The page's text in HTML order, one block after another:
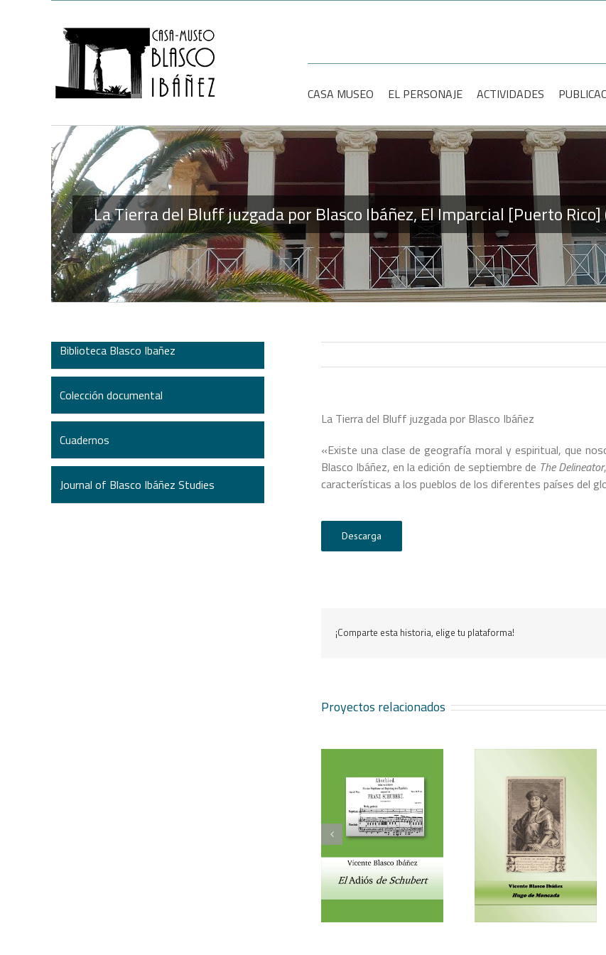
CASA MUSEO
EL PERSONAJE ACTIVIDADES
La Tierra del Bluff juzgada por Blasco Ibáñez, El Imparcial [Puerto
La Tierra del Bluff juzgada por Blasco Ibáñez
«Existe una clase de geografía moral y espiritual, que
Blasco Ibáñez, en la edición de septiembre de The Delineator
características a los pueblos de los diferentes países del
Descarga
¡Comparte esta historia, elige tu plataforma!
Proyectos relacionados
Vicente Blasco Ibáñez,
Hugo de Moncada
Aventura veneciana y
otros cuentos
Biblioteca Blasco Ibañez
Colección documental
Cuadernos
Journal of Blasco Ibáñez Studies